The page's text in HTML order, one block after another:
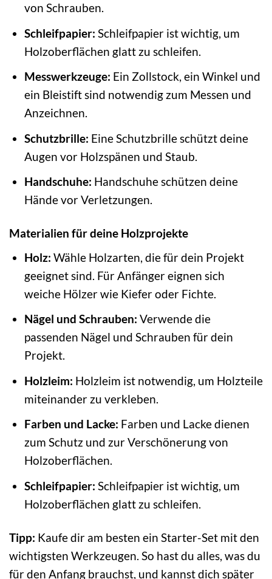
von Schrauben.
Schleifpapier: Schleifpapier ist wichtig, um
Holzoberflächen glatt zu schleifen.
Messwerkzeuge: Ein Zollstock, ein Winkel und
ein Bleistift sind notwendig zum Messen und
Anzeichnen.
Schutzbrille: Eine Schutzbrille schützt deine
Augen vor Holzspänen und Staub.
Handschuhe: Handschuhe schützen deine
Hände vor Verletzungen.
Materialien für deine Holzprojekte
Holz: Wähle Holzarten, die für dein Projekt
geeignet sind. Für Anfänger eignen sich
weiche Hölzer wie Kiefer oder Fichte.
Nägel und Schrauben: Verwende die
passenden Nägel und Schrauben für dein
Projekt.
Holzleim: Holzleim ist notwendig, um Holzteile
miteinander zu verkleben.
Farben und Lacke: Farben und Lacke dienen
zum Schutz und zur Verschönerung von
Holzoberflächen.
Schleifpapier: Schleifpapier ist wichtig, um
Holzoberflächen glatt zu schleifen.
Tipp: Kaufe dir am besten ein Starter-Set mit den
wichtigsten Werkzeugen. So hast du alles, was du
für den Anfang brauchst, und kannst dich später